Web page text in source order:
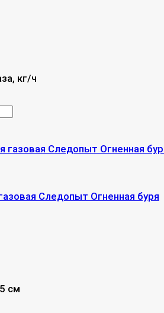
кг/ч
Следопыт Огненная буря
см